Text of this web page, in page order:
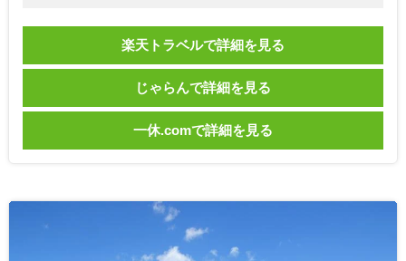
楽天トラベルで詳細を見る
じゃらんで詳細を見る
一休.comで詳細を見る